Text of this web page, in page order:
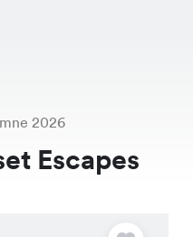
2026
Escapes